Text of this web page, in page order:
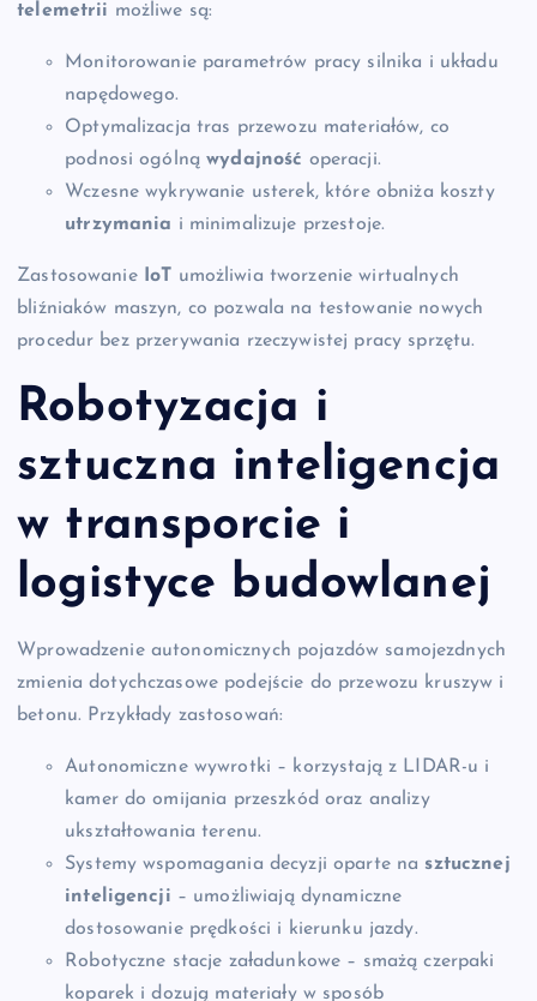
telemetrii możliwe są:
Monitorowanie parametrów pracy silnika i układu
napędowego.
Optymalizacja tras przewozu materiałów, co
podnosi ogólnąwydajność operacji.
Wczesne wykrywanie usterek, które obniża koszty
utrzymania i minimalizuje przestoje.
Zastosowanie IoT umożliwia tworzenie wirtualnych
bliźniaków maszyn, co pozwala na testowanie nowych
procedur bez przerywania rzeczywistej pracy sprzętu.
Robotyzacja i
sztuczna inteligencja
w transporcie i
logistyce budowlanej
Wprowadzenie autonomicznych pojazdów samojezdnych
zmienia dotychczasowe podejście do przewozu kruszyw i
betonu. Przykłady zastosowań:
Autonomiczne wywrotki – korzystają z LIDAR-u i
kamer do omijania przeszkód oraz analizy
ukształtowania terenu.
Systemy wspomagania decyzji oparte na sztucznej
inteligencji – umożliwiają dynamiczne
dostosowanie prędkości i kierunku jazdy.
Robotyczne stacje załadunkowe – smażą czerpaki
koparek i dozują materiały w sposób